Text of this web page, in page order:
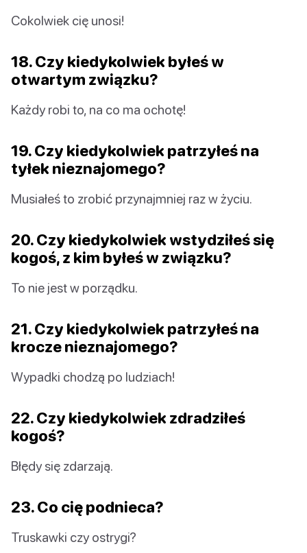
Cokolwiek cię unosi!
18. Czy kiedykolwiek byłeś w
otwartym związku?
Każdy robi to, na co ma ochotę!
19. Czy kiedykolwiek patrzyłeś na
tyłek nieznajomego?
Musiałeś to zrobić przynajmniej raz w życiu.
20. Czy kiedykolwiek wstydziłeś się
kogoś, z kim byłeś w związku?
To nie jest w porządku.
21. Czy kiedykolwiek patrzyłeś na
krocze nieznajomego?
Wypadki chodzą po ludziach!
22. Czy kiedykolwiek zdradziłeś
kogoś?
Błędy się zdarzają.
23. Co cię podnieca?
Truskawki czy ostrygi?